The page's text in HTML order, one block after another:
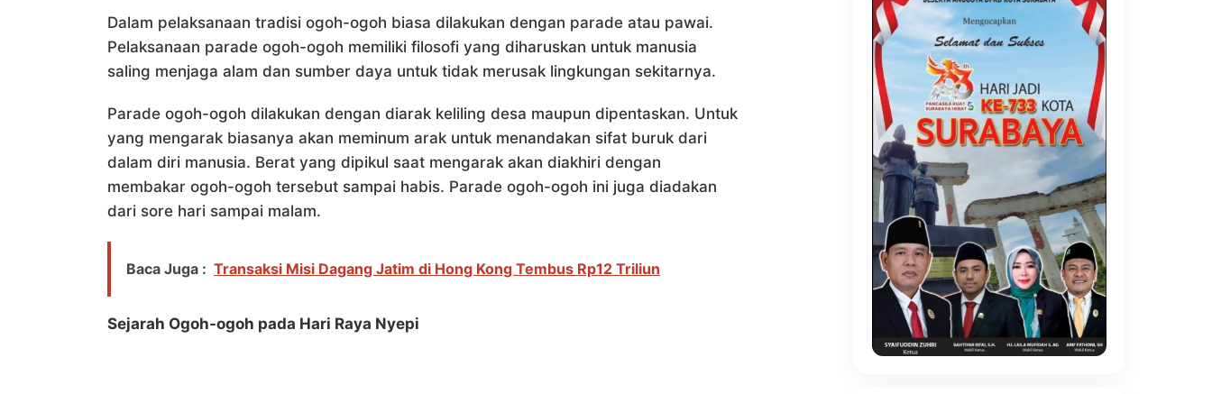
Dalam pelaksanaan tradisi ogoh-ogoh biasa dilakukan dengan parade atau pawai.
Pelaksanaan parade ogoh-ogoh memiliki filosofi yang diharuskan untuk manusia
saling menjaga alam dan sumber daya untuk tidak merusak lingkungan sekitarnya.
Parade ogoh-ogoh dilakukan dengan diarak keliling desa maupun dipentaskan. Untuk
yang mengarak biasanya akan meminum arak untuk menandakan sifat buruk dari
dalam diri manusia. Berat yang dipikul saat mengarak akan diakhiri dengan
membakar ogoh-ogoh tersebut sampai habis. Parade ogoh-ogoh ini juga diadakan
dari sore hari sampai malam.
Baca Juga : Transaksi Misi Dagang Jatim di Hong Kong Tembus Rp12 Triliun
Sejarah Ogoh-ogoh pada Hari Raya Nyepi